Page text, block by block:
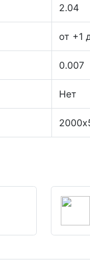
2.04
от +1
0.007
Нет